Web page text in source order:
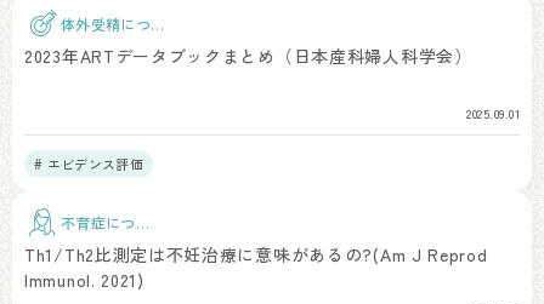
体外受精につい
て
2023年ARTデータブックまとめ（日本産科婦人科学会）
2025.09.01
# エビデンス評価
不育症につい
Th1/Th2比測定は不妊治療に意味があるの?(Am J Reprod
Immunol. 2021)